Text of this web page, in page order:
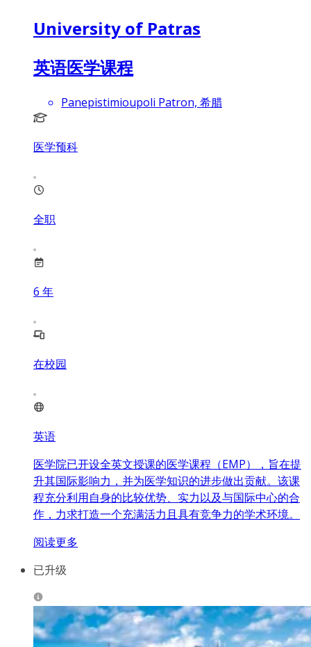
University of Patras
英语医学课程
Panepistimioupoli Patron, 希腊
医学预科
全职
6 年
在校园
英语
医学院已开设全英文授课的医学课程（EMP），旨在提
升其国际影响力，并为医学知识的进步做出贡献。该课
程充分利用自身的比较优势、实力以及与国际中心的合
作，力求打造一个充满活力且具有竞争力的学术环境。
阅读更多
已升级